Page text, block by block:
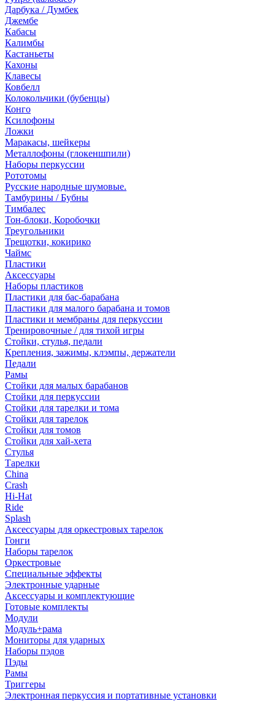
Дарбука / Думбек
Джембе
Кабасы
Калимбы
Кастаньеты
Кахоны
Клавесы
Ковбелл
Колокольчики (бубенцы)
Конго
Ксилофоны
Ложки
Маракасы, шейкеры
Металлофоны (глокеншпили)
Наборы перкуссии
Рототомы
Русские народные шумовые.
Тамбурины / Бубны
Тимбалес
Тон-блоки, Коробочки
Треугольники
Трещотки, кокирико
Чаймс
Пластики
Аксессуары
Наборы пластиков
Пластики для бас-барабана
Пластики для малого барабана и томов
Пластики и мембраны для перкуссии
Тренировочные / для тихой игры
Стойки, стулья, педали
Крепления, зажимы, клэмпы, держатели
Педали
Рамы
Стойки для малых барабанов
Стойки для перкуссии
Стойки для тарелки и тома
Стойки для тарелок
Стойки для томов
Стойки для хай-хета
Стулья
Тарелки
China
Crash
Hi-Hat
Ride
Splash
Аксессуары для оркестровых тарелок
Гонги
Наборы тарелок
Оркестровые
Специальные эффекты
Электронные ударные
Аксессуары и комплектующие
Готовые комплекты
Модули
Модуль+рама
Мониторы для ударных
Наборы пэдов
Пэды
Рамы
Триггеры
Электронная перкуссия и портативные установки